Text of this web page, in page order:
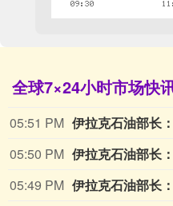
全球7×24小时市场快
05:51 PM
05:50 PM
05:49 PM